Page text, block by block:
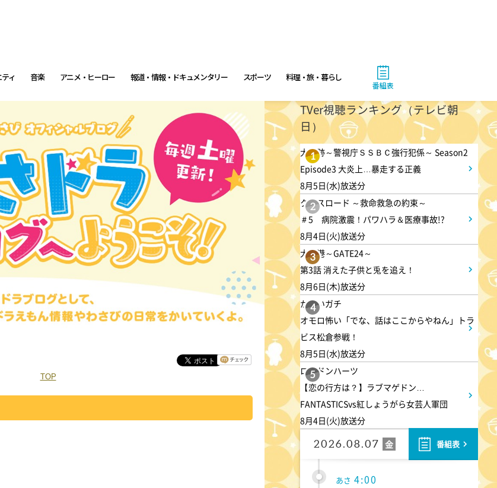
ィ 音楽 アニメ・ヒーロー 報道・情報・ドキュメンタリー スポーツ 料理・旅・暮らし
番組表
TOP
TVer視聴ランキング（テレビ朝
日）
1
大追跡～警視庁ＳＳＢＣ強行犯係～ Season2
Episode3 大炎上…暴走する正義
8月5日(水)放送分
2
クロスロード ～救命救急の約束～
＃5 病院激震！パワハラ＆医療事故!?
8月4日(火)放送分
3
大空港～GATE24～
第3話 消えた子供と兎を追え！
8月6日(木)放送分
4
かまいガチ
オモロ怖い「でな、話はここからやねん」トラ
ビス松倉参戦！
8月5日(水)放送分
5
ロンドンハーツ
【恋の行方は？】ラブマゲドン…
FANTASTICSvs紅しょうがら女芸人軍団
8月4日(火)放送分
2026.08.07 金 番組表
あさ 4:00